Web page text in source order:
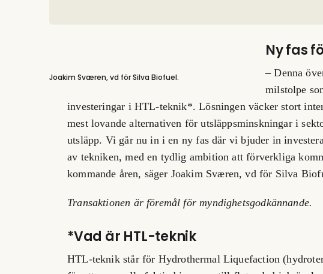
Joakim Sværen, vd för Silva Biofuel.
Ny fas
– Denna
milstolpe
investeringar i HTL-teknik*. Lösningen väcker stort
mest lovande alternativen för utsläppsminskningar i
utsläpp. Vi går nu in i en ny fas där vi bjuder in
av tekniken, med en tydlig ambition att förverkliga
kommande åren, säger Joakim Sværen, vd för Silva
Transaktionen är föremål för myndighetsgodkännande.
*Vad är HTL-teknik
HTL-teknik står för Hydrothermal Liquefaction